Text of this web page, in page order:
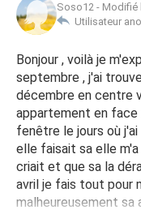
Soso12 - Modifié
Utilisateur
Bonjour , voilà je
septembre , j'ai
décembre en centre
appartement en face
fenêtre le jours où
elle faisait sa elle
criait et que sa la
avril je fais tout pour
malheureusement sa